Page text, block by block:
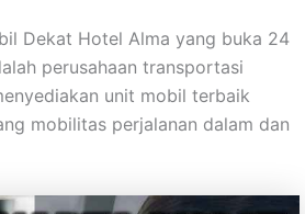
Dekat Hotel Alma yang buka 24
perusahaan transportasi
unit mobil terbaik
mobilitas perjalanan dalam dan